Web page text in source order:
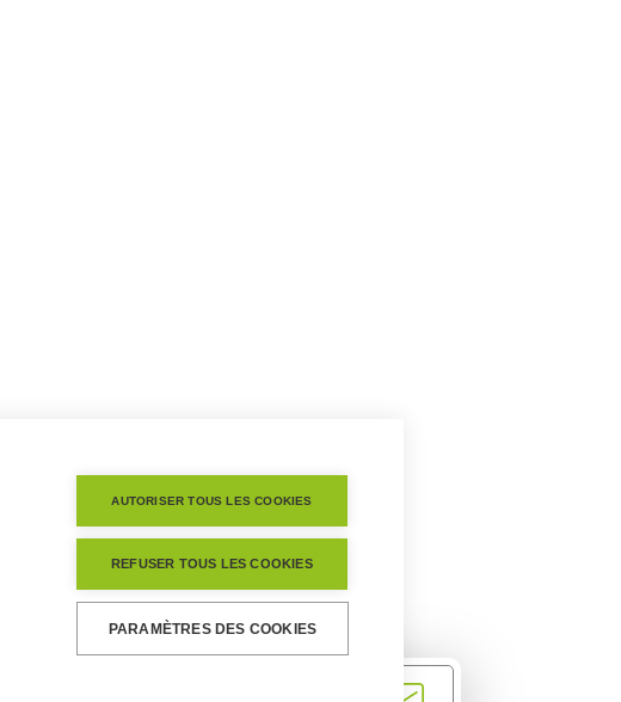
AUTORISER TOUS LES COOKIES
REFUSER TOUS LES COOKIES
PARAMÈTRES DES COOKIES